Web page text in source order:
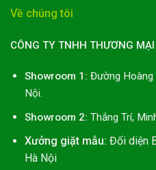
Về chúng tôi
CÔNG TY TNHH THƯƠNG
Showroom 1: Đường Hoàng
Nội.
Showroom 2: Thắng Trí,
Xưởng giặt mẫu: Đối diện
Hà Nội